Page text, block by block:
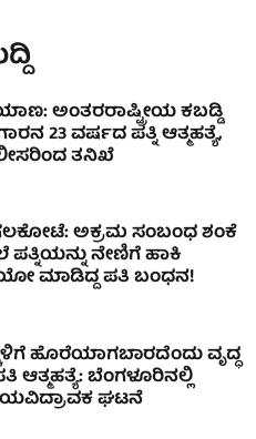
ಅಂತರರಾಷ್ಟ್ರೀಯ ಕಬಡ್ಡಿ
23 ವರ್ಷದ ಪತ್ನಿ ಆತ್ಮಹತ್ಯೆ,
ತನಿಖೆ
ಅಕ್ರಮ ಸಂಬಂಧ ಶಂಕೆ
ಪತ್ನಿಯನ್ನು ನೇಣಿಗೆ ಹಾಕಿ
ಮಾಡಿದ್ದ ಪತಿ ಬಂಧನ!
ಹೊರೆಯಾಗಬಾರದೆಂದು ವೃದ್ಧ
ಆತ್ಮಹತ್ಯೆ: ಬೆಂಗಳೂರಿನಲ್ಲಿ
ಘಟನೆ